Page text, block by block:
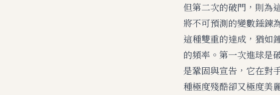
但第二次的破門，則為
將不可預測的變數錘鍊
這種雙重的達成，猶如
的頻率。第一次進球是
是鞏固與宣告，它在對
種極度殘酷卻又極度美